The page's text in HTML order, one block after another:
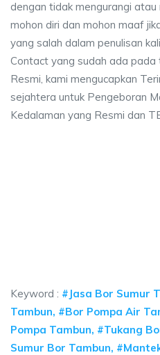
dengan tidak mengurangi atau
mohon diri dan mohon maaf
yang salah dalam penulisan
Contact yang sudah ada
Resmi, kami mengucapkan
sejahtera untuk Pengeboran
Kedalaman yang Resmi dan
Keyword : #Jasa Bor Sumur
Tambun, #Bor Pompa Air
Pompa Tambun, #Tukang
Sumur Bor Tambun,